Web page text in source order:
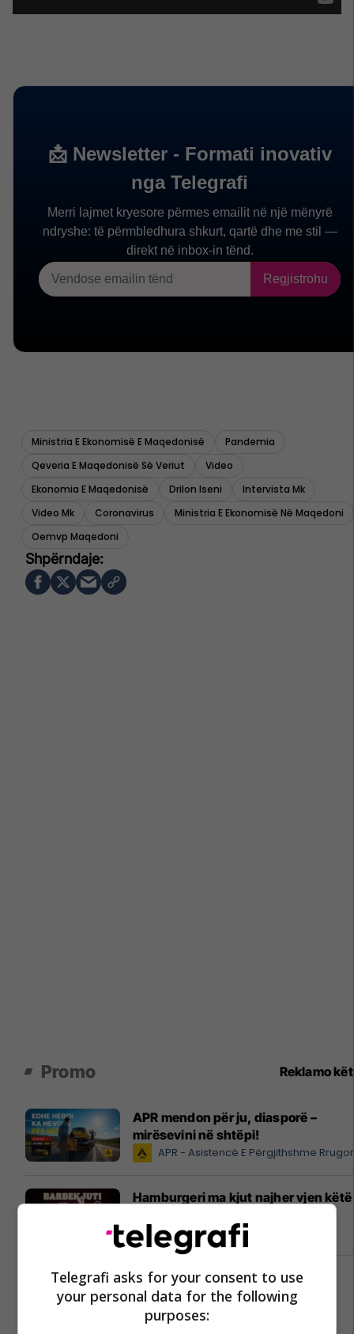
Ministria E Ekonomisë E Maqedonisë
Pandemia
Qeveria E Maqedonisë Së Veriut
Video
Ekonomia E Maqedonisë
Drilon Iseni
Intervista Mk
Video Mk
Coronavirus
Ministria E Ekonomisë Në Maqedoni
Oemvp Maqedoni
Promo Reklamo
APR mendon për ju, diasporë –
mirësevini në shtëpi!
APR - Asistencë E Përgjithshme
Hamburgeri ma kjut najher vjen këtë
Burger King
Me ju në çdo kilometër - EXFIS
EXFIS
Telegrafi asks for your consent to use
your personal data for the following
purposes: